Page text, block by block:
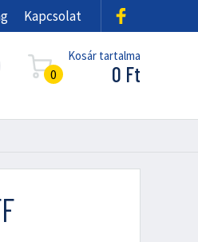
Kapcsolat
0
Kosár tartalma
0 Ft